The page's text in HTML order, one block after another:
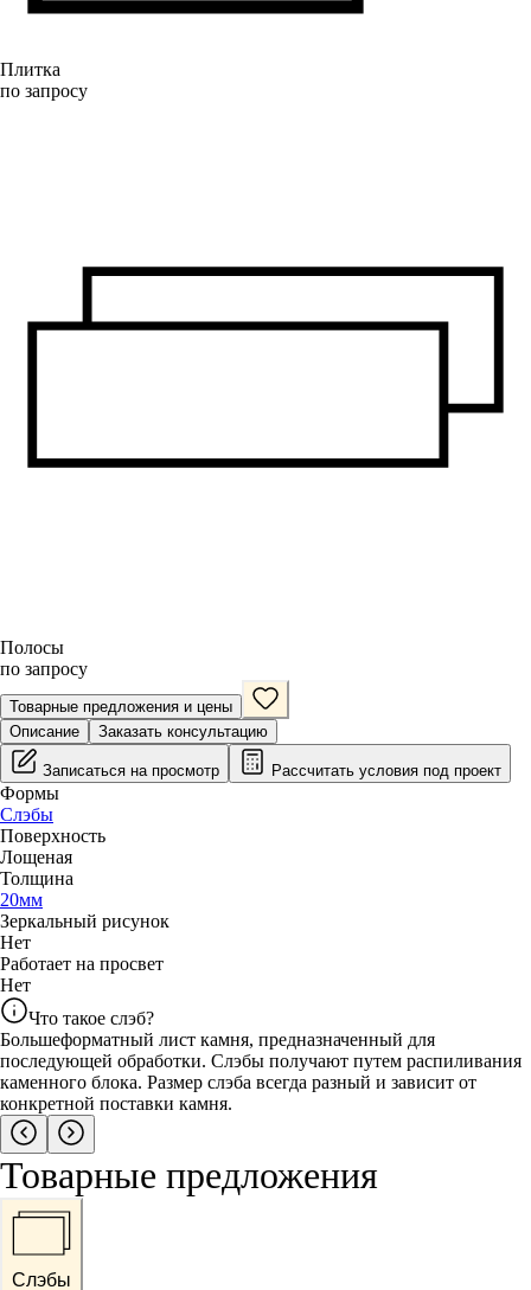
Плитка
по запросу
Полосы
по запросу
Товарные предложения и цены
Описание
Заказать консультацию
Записаться на просмотр Рассчитать условия под проект
Формы
Слэбы
Поверхность
Лощеная
Толщина
20мм
Зеркальный рисунок
Нет
Работает на просвет
Нет
Что такое слэб?
Большеформатный лист камня, предназначенный для
последующей обработки. Слэбы получают путем распиливания
каменного блока. Размер слэба всегда разный и зависит от
конкретной поставки камня.
Товарные предложения
Слэбы